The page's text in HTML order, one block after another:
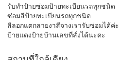
รับทำป้ายซ่อมป้ายทะเบียนรถทุกชนิด
ซ่อมสีป้ายทะเบียนรถทุกชนิด
สีลอกแตกลายงาสีจางเรารับซ่อมได้ค่ะ
ป้ายแดงป้ายบ้านเลขที่สั่งได้นะคะ